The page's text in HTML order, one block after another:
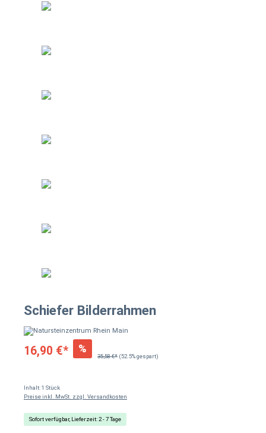
Schiefer Bilderrahmen
16,90 €* %
35,58 €* (52.5% gespart)
Inhalt:1 Stück
Preise inkl. MwSt. zzgl. Versandkosten
Sofort verfügbar, Lieferzeit: 2 - 7 Tage